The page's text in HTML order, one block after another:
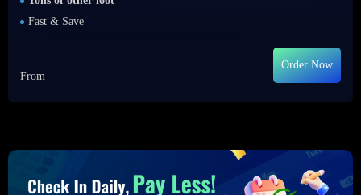
Fast & Save
From
Order Now